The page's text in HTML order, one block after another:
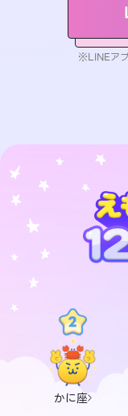
※LINEア
かに座